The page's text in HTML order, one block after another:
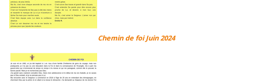
Chemin de foi Juin 2024